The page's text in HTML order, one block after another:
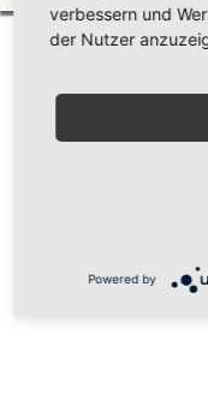
Mönchgut 2026 | |
verbessern und
der Nutzer
Powered by